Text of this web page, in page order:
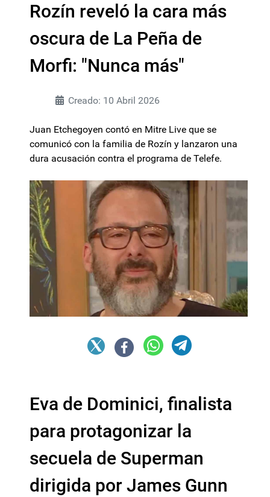
Rozín reveló la cara más
oscura de La Peña de
Morfi: "Nunca más"
Creado: 10 Abril 2026
Juan Etchegoyen contó en Mitre Live que se
comunicó con la familia de Rozín y lanzaron una
dura acusación contra el programa de Telefe.
Eva de Dominici, finalista
para protagonizar la
secuela de Superman
dirigida por James Gunn